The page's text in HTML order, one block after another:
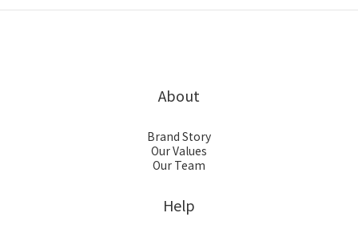
About
Brand Story
Our Values
Our Team
Help